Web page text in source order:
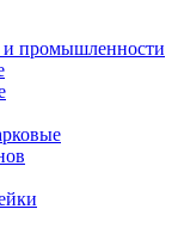
промышленности